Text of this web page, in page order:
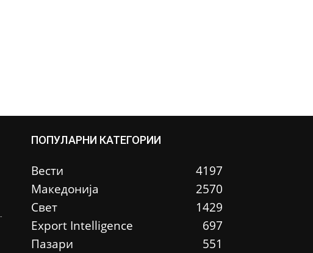
ПОПУЛАРНИ КАТЕГОРИИ
Вести
4197
Македонија
2570
Свет
1429
Еxport Intelligence
697
Пазари
551